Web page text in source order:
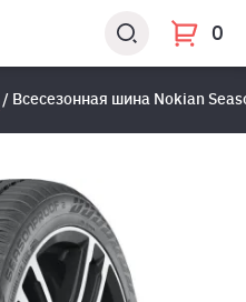
0
Всесезонная шина Nokian